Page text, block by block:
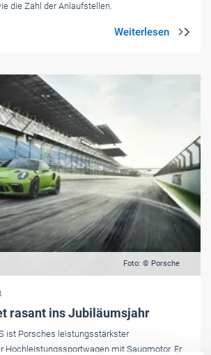
die Zahl der Anlaufstellen.
Foto: © Porsche
rasant ins Jubiläumsjahr
ist Porsches leistungsstärkster
Hochleistungssportwagen mit Saugmotor. Er